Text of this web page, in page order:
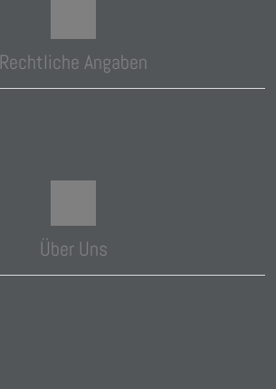
Rechtliche Angaben
Über Uns